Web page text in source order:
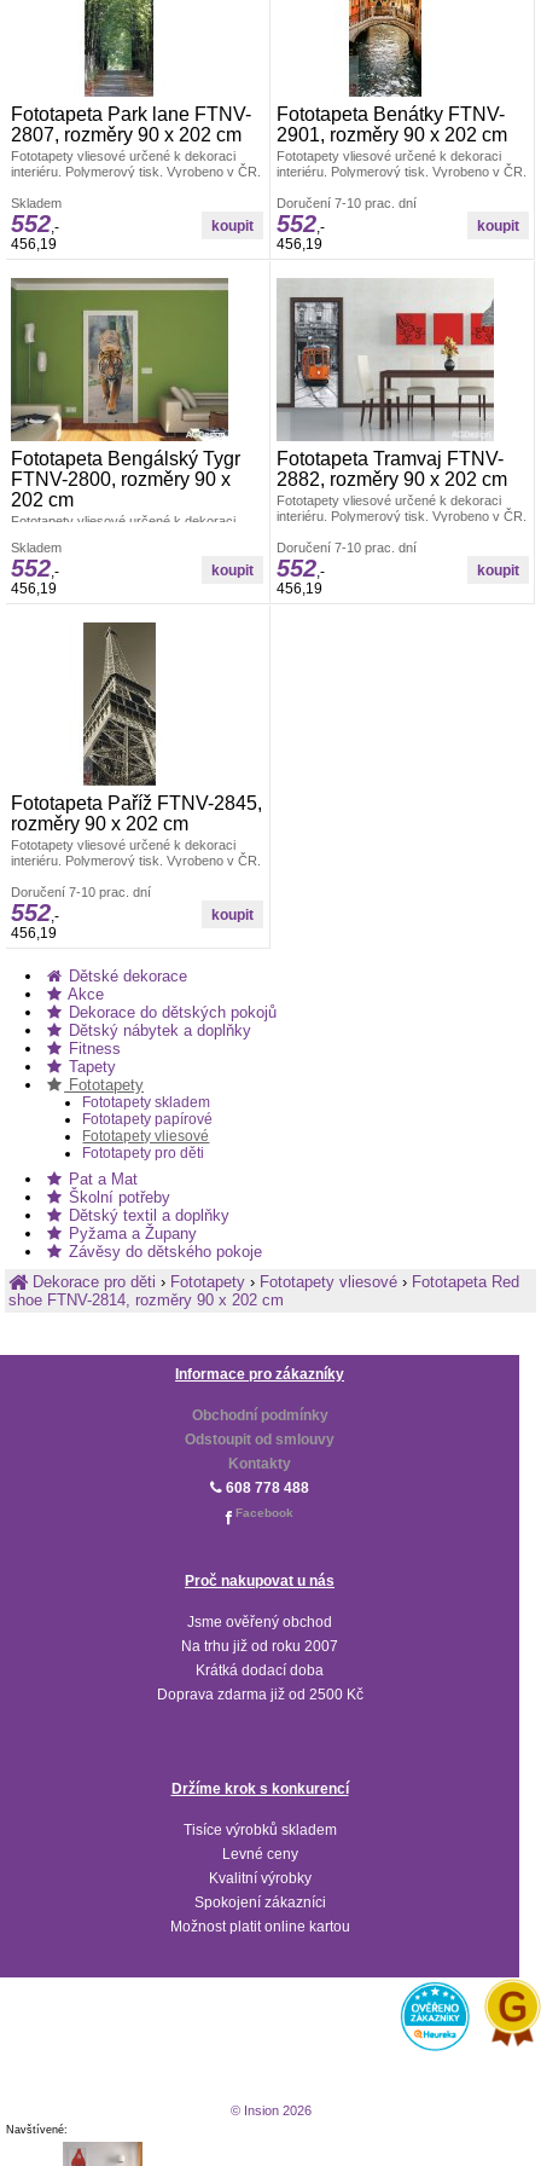
Fototapeta Park lane FTNV-
2807, rozměry 90 x 202 cm
Fototapety vliesové určené k dekoraci
interiéru. Polymerový tisk. Vyrobeno v ČR.
lepení fototapety, jedno dílná. Lepidlo je
součástí balení. Lepidlem se natírá pouze
zeď.
Skladem
552,-
456,19
Fototapeta Benátky FTNV-
2901, rozměry 90 x 202 cm
Fototapety vliesové určené k dekoraci
interiéru. Polymerový tisk. Vyrobeno v ČR.
lepení fototapety, jedno dílná. Lepidlo je
součástí balení. Lepidlem se natírá pouze
zeď.
Doručení 7-10 prac. dní
552,-
456,19
Fototapeta Bengálský Tygr
FTNV-2800, rozměry 90 x
202 cm
Fototapety vliesové určené k dekoraci
Rozměr: š.90 x v.202cm. Jednoduché
lepení fototapety, jedno dílná. Lepidlo je
součástí balení. Lepidlem se natírá pouze
zeď.
Skladem
552,-
456,19
Fototapeta Tramvaj FTNV-
2882, rozměry 90 x 202 cm
Fototapety vliesové určené k dekoraci
interiéru. Polymerový tisk. Vyrobeno v ČR.
lepení fototapety, jedno dílná. Lepidlo je
součástí balení. Lepidlem se natírá pouze
zeď.
Doručení 7-10 prac. dní
552,-
456,19
Fototapeta Paříž FTNV-2845,
rozměry 90 x 202 cm
Fototapety vliesové určené k dekoraci
interiéru. Polymerový tisk. Vyrobeno v ČR.
lepení fototapety, jedno dílná. Lepidlo je
součástí balení. Lepidlem se natírá pouze
zeď.
Doručení 7-10 prac. dní
552,-
456,19
Dětské dekorace
Akce
Dekorace do dětských pokojů
Dětský nábytek a doplňky
Fitness
Tapety
Fototapety
Fototapety skladem
Fototapety papírové
Fototapety vliesové
Fototapety pro děti
Pat a Mat
Školní potřeby
Dětský textil a doplňky
Pyžama a Župany
Závěsy do dětského pokoje
Dekorace pro děti› Fototapety › Fototapety vliesové › Fototapeta Red
shoe FTNV-2814, rozměry 90 x 202 cm
Informace pro zákazníky
Obchodní podmínky
Odstoupit od smlouvy
Kontakty
608 778 488
Facebook
Proč nakupovat u nás
Jsme ověřený obchod
Na trhu již od roku 2007
Krátká dodací doba
Doprava zdarma již od 2500 Kč
Držíme krok s konkurencí
Tisíce výrobků skladem
Levné ceny
Kvalitní výrobky
Spokojení zákazníci
Možnost platit online kartou
© Insion 2026
Navštívené: